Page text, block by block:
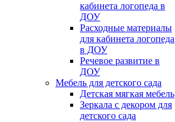
кабинета логопеда в
ДОУ
Расходные материалы
для кабинета логопеда
в ДОУ
Речевое развитие в
ДОУ
Мебель для детского сада
Детская мягкая мебель
Зеркала с декором для
детского сада